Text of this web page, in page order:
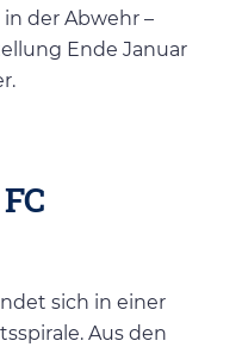
der Abwehr –
Ende Januar
sich in einer
Aus den